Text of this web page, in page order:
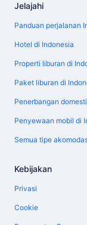
Jelajahi
Panduan perjalanan
Hotel di Indonesia
Properti liburan di
Paket liburan di
Penerbangan
Penyewaan mobil di
Semua tipe
Kebijakan
Privasi
Cookie